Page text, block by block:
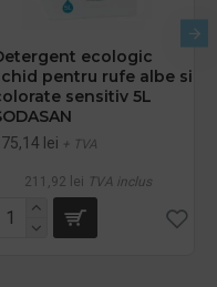
ecologic
pentru rufe albe si
sensitiv 5L
lei + TVA
211,92 lei TVA inclus